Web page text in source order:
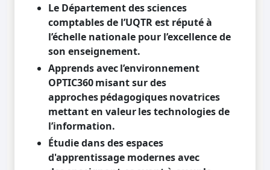
Le Département des sciences
comptables de l’UQTR est réputé à
l’échelle nationale pour l’excellence de
son enseignement.
Apprends avecl’environnement
OPTIC360misant sur des
approchespédagogiquesnovatrices
mettant en valeurles technologies de
l’information.
Étudie dans des espaces
d'apprentissage modernes avec